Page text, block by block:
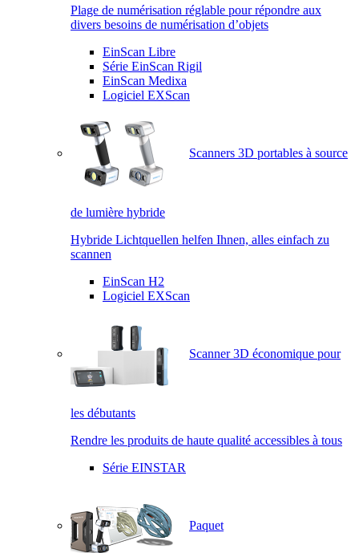
Plage de numérisation réglable pour répondre aux
divers besoins de numérisation d’objets
EinScan Libre
Série EinScan Rigil
EinScan Medixa
Logiciel EXScan
Scanners 3D portables à source
de lumière hybride
Hybride Lichtquellen helfen Ihnen, alles einfach zu
scannen
EinScan H2
Logiciel EXScan
Scanner 3D économique pour
les débutants
Rendre les produits de haute qualité accessibles à tous
Série EINSTAR
Paquet